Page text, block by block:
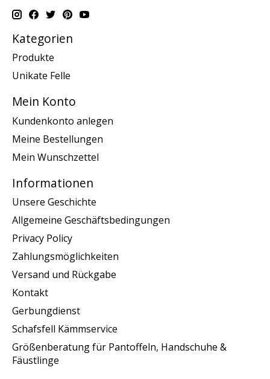
Kategorien
Produkte
Unikate Felle
Mein Konto
Kundenkonto anlegen
Meine Bestellungen
Mein Wunschzettel
Informationen
Unsere Geschichte
Allgemeine Geschäftsbedingungen
Privacy Policy
Zahlungsmöglichkeiten
Versand und Rückgabe
Kontakt
Gerbungdienst
Schafsfell Kämmservice
Größenberatung für Pantoffeln, Handschuhe &
Fäustlinge